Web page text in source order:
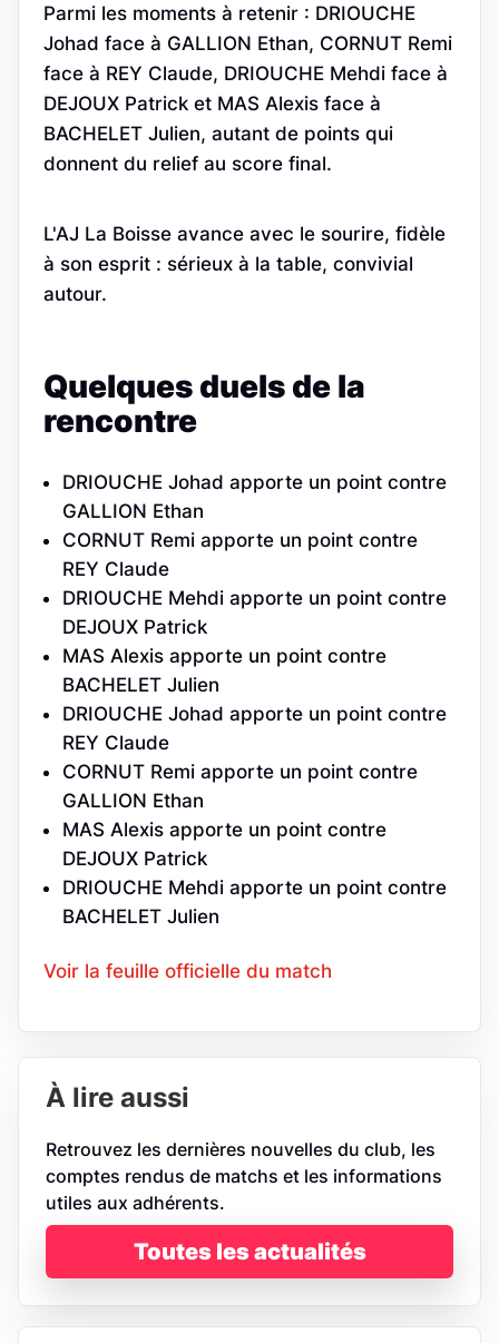
Parmi les moments à retenir : DRIOUCHE
Johad face à GALLION Ethan, CORNUT Remi
face à REY Claude, DRIOUCHE Mehdi face à
DEJOUX Patrick et MAS Alexis face à
BACHELET Julien, autant de points qui
donnent du relief au score final.
L'AJ La Boisse avance avec le sourire, fidèle
à son esprit : sérieux à la table, convivial
autour.
Quelques duels de la
rencontre
DRIOUCHE Johad apporte un point contre
GALLION Ethan
CORNUT Remi apporte un point contre
REY Claude
DRIOUCHE Mehdi apporte un point contre
DEJOUX Patrick
MAS Alexis apporte un point contre
BACHELET Julien
DRIOUCHE Johad apporte un point contre
REY Claude
CORNUT Remi apporte un point contre
GALLION Ethan
MAS Alexis apporte un point contre
DEJOUX Patrick
DRIOUCHE Mehdi apporte un point contre
BACHELET Julien
Voir la feuille officielle du match
À lire aussi
Retrouvez les dernières nouvelles du club, les
comptes rendus de matchs et les informations
utiles aux adhérents.
Toutes les actualités